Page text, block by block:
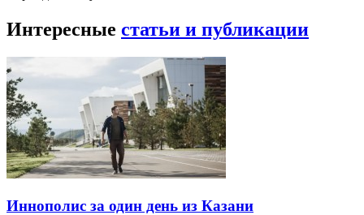
Интересные статьи и публикации
Иннополис за один день из Казани